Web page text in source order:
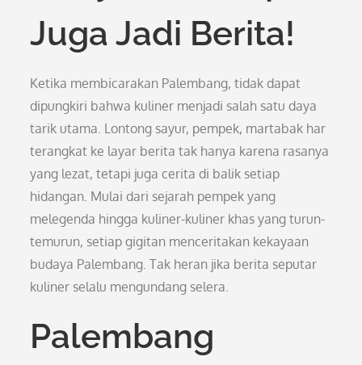
Juga Jadi Berita!
Ketika membicarakan Palembang, tidak dapat
dipungkiri bahwa kuliner menjadi salah satu daya
tarik utama. Lontong sayur, pempek, martabak har
terangkat ke layar berita tak hanya karena rasanya
yang lezat, tetapi juga cerita di balik setiap
hidangan. Mulai dari sejarah pempek yang
melegenda hingga kuliner-kuliner khas yang turun-
temurun, setiap gigitan menceritakan kekayaan
budaya Palembang. Tak heran jika berita seputar
kuliner selalu mengundang selera.
Palembang